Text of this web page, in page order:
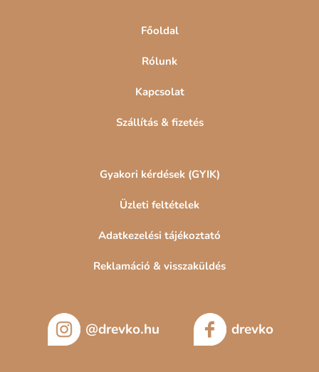
Főoldal
Rólunk
Kapcsolat
Szállítás & fizetés
Gyakori kérdések (GYIK)
Üzleti feltételek
Adatkezelési tájékoztató
Reklamáció & visszaküldés
@drevko.hu drevko